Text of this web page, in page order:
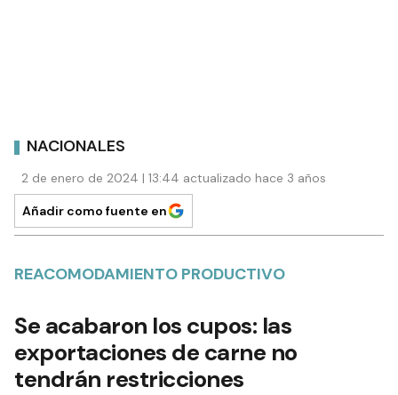
NACIONALES
2 de enero de 2024 | 13:44 actualizado hace 3 años
Añadir como fuente en
REACOMODAMIENTO PRODUCTIVO
Se acabaron los cupos: las
exportaciones de carne no
tendrán restricciones